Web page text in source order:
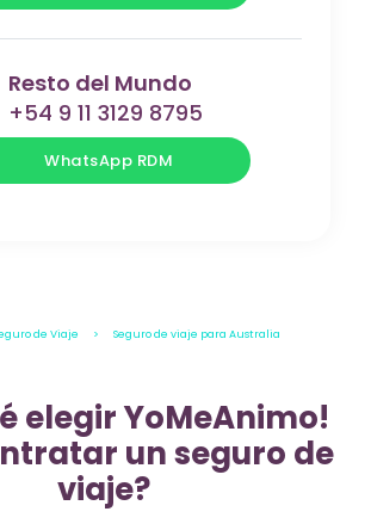
Resto del Mundo
+54 9 11 3129 8795
WhatsApp RDM
de Viaje > Seguro de viaje para Australia
elegir YoMeAnimo!
un seguro de
viaje?